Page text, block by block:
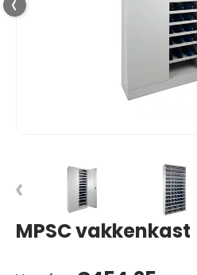
MPSC vakkenkast